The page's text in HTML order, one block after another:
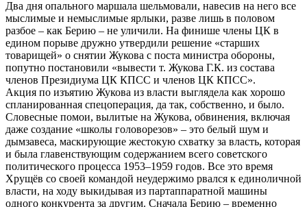
Два дня опального маршала шельмовали, навесив на него все
мыслимые и немыслимые ярлыки, разве лишь в половом
разбое – как Берию – не уличили. На финише члены ЦК в
едином порыве дружно утвердили решение «старших
товарищей» о снятии Жукова с поста министра обороны,
попутно постановили «вывести т. Жукова Г.К. из состава
членов Президиума ЦК КПСС и членов ЦК КПСС».
Акция по изъятию Жукова из власти выглядела как хорошо
спланированная спецоперация, да так, собственно, и было.
Словесные помои, вылитые на Жукова, обвинения, включая
даже создание «школы головорезов» – это белый шум и
дымзавеса, маскирующие жестокую схватку за власть, которая
и была главенствующим содержанием всего советского
политического процесса 1953–1959 годов. Все это время
Хрущёв со своей командой неудержимо рвался к единоличной
власти, на ходу выкидывая из партаппаратной машины
одного конкурента за другим. Сначала Берию – временно